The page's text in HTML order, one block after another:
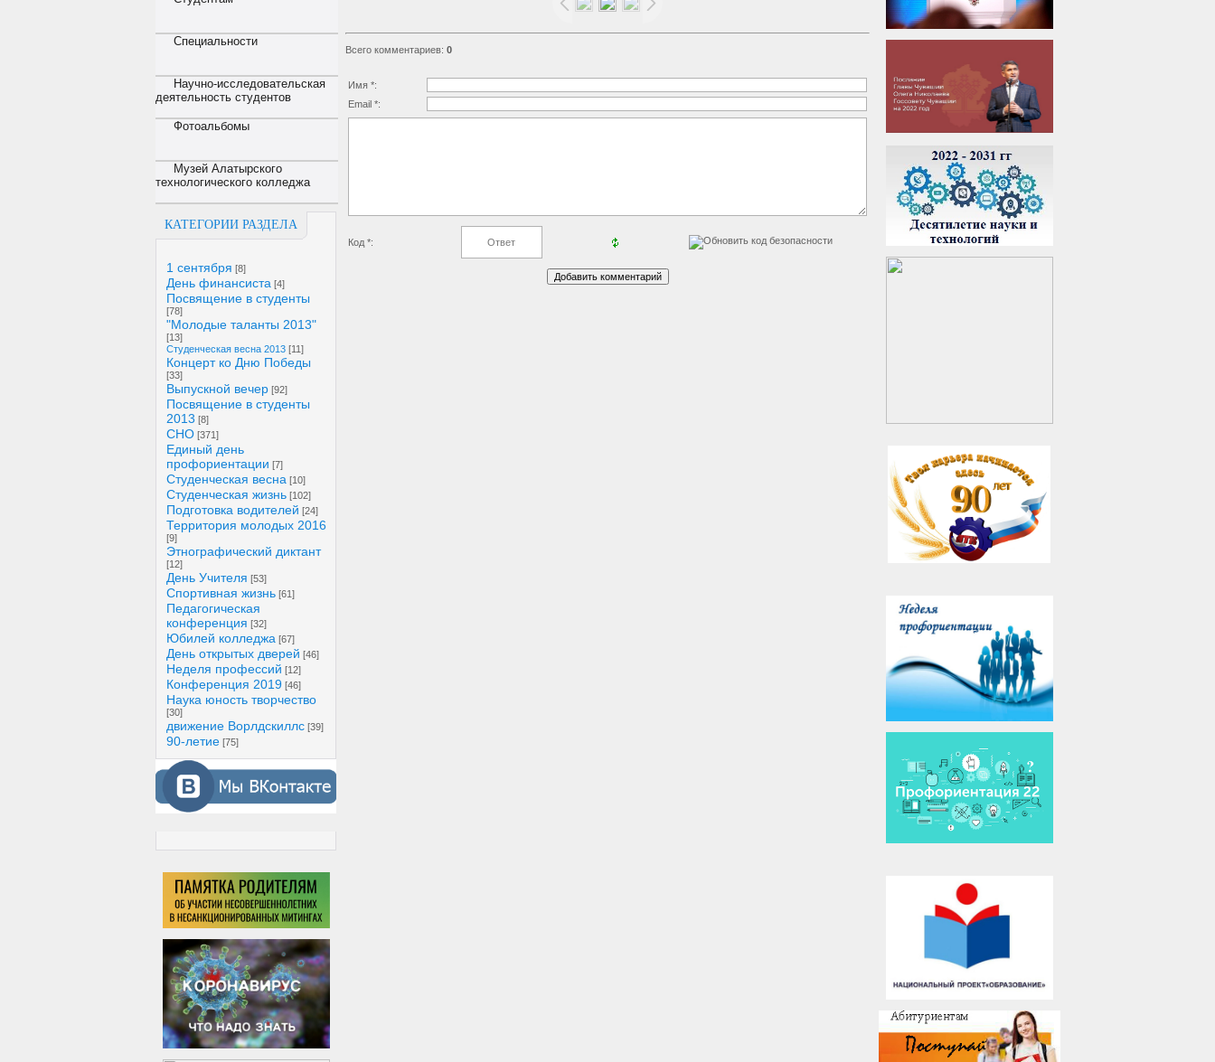
Специальности
Научно-исследовательская
деятельность студентов
Фотоальбомы
Музей Алатырского
технологического колледжа
КАТЕГОРИИ РАЗДЕЛА
1 сентября [8]
День финансиста [4]
Посвящение в студенты
[78]
"Молодые таланты 2013"
[13]
Студенческая весна 2013 [11]
Концерт ко Дню Победы
[33]
Выпускной вечер [92]
Посвящение в студенты
2013 [8]
СНО [371]
Единый день
профориентации [7]
Студенческая весна [10]
Студенческая жизнь [102]
Подготовка водителей [24]
Территория молодых 2016
[9]
Этнографический диктант
[12]
День Учителя [53]
Спортивная жизнь [61]
Педагогическая
конференция [32]
Юбилей колледжа [67]
День открытых дверей [46]
Неделя профессий [12]
Конференция 2019 [46]
Наука юность творчество
[30]
движение Ворлдскиллс [39]
90-летие [75]
Всего комментариев: 0
Имя *:
Email *:
Код *: